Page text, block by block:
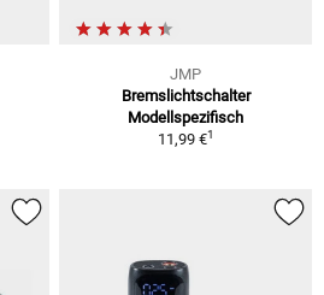
JMP
Bremslichtschalter
Modellspezifisch
11,99 €1